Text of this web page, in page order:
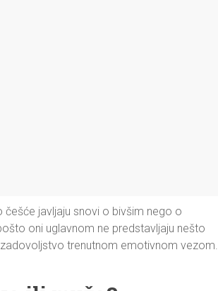
javljaju snovi o bivšim nego o
oni uglavnom ne predstavljaju nešto
trenutnom emotivnom vezom.